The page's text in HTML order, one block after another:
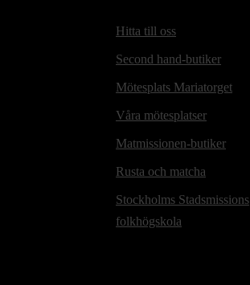
Hitta till oss
Second hand-butiker
Mötesplats Mariatorget
Våra mötesplatser
Matmissionen-butiker
Rusta och matcha
Stockholms Stadsmissions
folkhögskola